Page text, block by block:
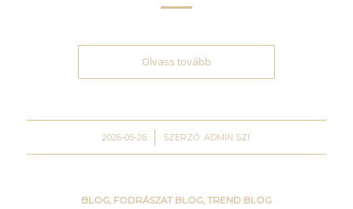
Olvass tovább
2026-05-26
/ SZERZŐ:ADMIN SZI
BLOG, FODRÁSZAT BLOG,TREND BLOG